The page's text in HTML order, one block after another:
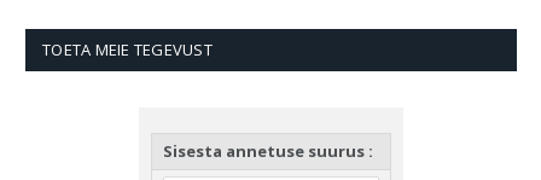
TOETA MEIE TEGEVUST
Sisesta annetuse suurus :